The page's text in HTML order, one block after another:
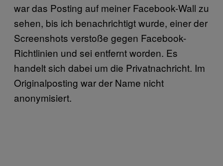
war das Posting auf meiner Facebook-Wall zu
sehen, bis ich benachrichtigt wurde, einer der
Screenshots verstoße gegen Facebook-
Richtlinien und sei entfernt worden. Es
handelt sich dabei um die Privatnachricht. Im
Originalposting war der Name nicht
anonymisiert.